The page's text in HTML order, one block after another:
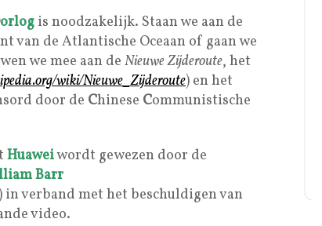
orlog is noodzakelijk. Staan we aan de
van de Atlantische Oceaan of gaan we
we mee aan deNieuweZijderoute, het
wiki/Nieuwe_Zijderoute) en het
door de Chinese Communistische
Huaweiwordt gewezen door de
Barr
in verband met het beschuldigen van
video.